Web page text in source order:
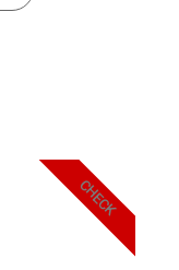
CHECK